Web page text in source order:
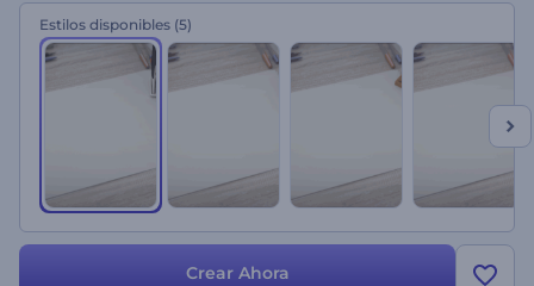
hacer un uso eficaz de esta espléndida plantilla. Hay 5 versiones
disponibles. Simplemente suba su logo, cambie el texto, añada
música y cree un proyecto profesional.
Estilos disponibles (5)
Crear Ahora